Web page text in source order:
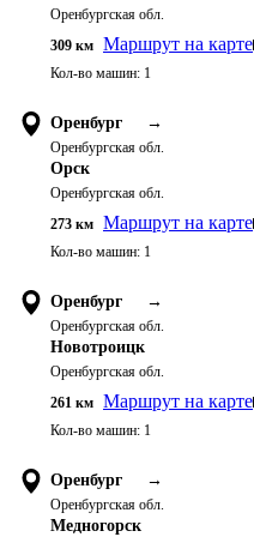
Оренбургская обл.
309 км Маршрут на карте
Кол-во машин: 1
Оренбург →
Оренбургская обл.
Орск
Оренбургская обл.
273 км Маршрут на карте
Кол-во машин: 1
Оренбург →
Оренбургская обл.
Новотроицк
Оренбургская обл.
261 км Маршрут на карте
Кол-во машин: 1
Оренбург →
Оренбургская обл.
Медногорск